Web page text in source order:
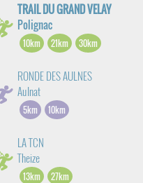
TRAIL DU GRAND VELAY
Polignac
10km 21km 30km
RONDE DES AULNES
Aulnat
5km 10km
LA TCN
Theize
13km 27km